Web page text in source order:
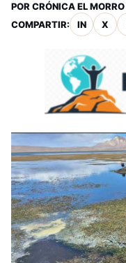
POR CRÓNICA EL
COMPARTIR:
IN X